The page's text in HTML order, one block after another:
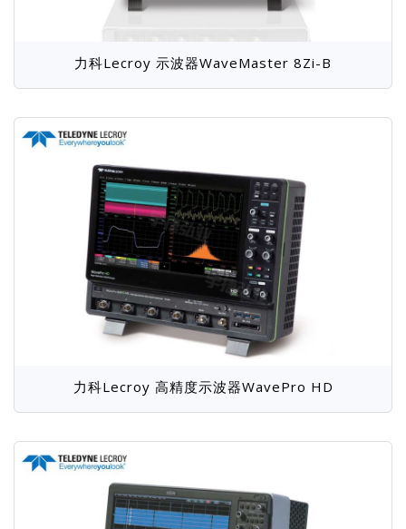
力科Lecroy 示波器WaveMaster 8Zi-B
力科Lecroy 高精度示波器WavePro HD